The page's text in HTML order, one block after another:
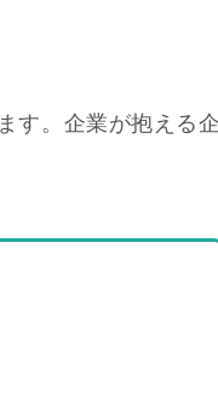
す。 企業が抱える